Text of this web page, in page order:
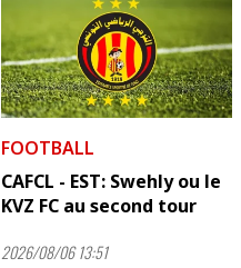
FOOTBALL
CAFCL - EST: Swehly ou le
KVZ FC au second tour
2026/08/06 13:51